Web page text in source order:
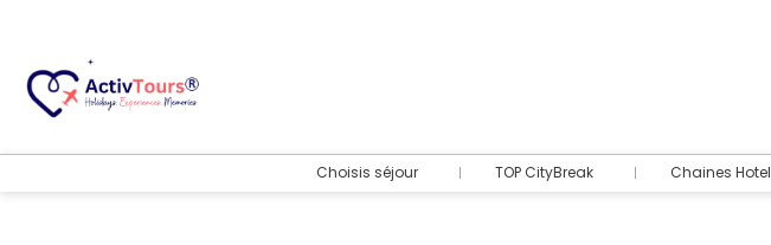
Choisis séjour TOP CityBreak Chaines Hotel